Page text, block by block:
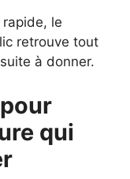
le
retrouve tout
à donner.
qui